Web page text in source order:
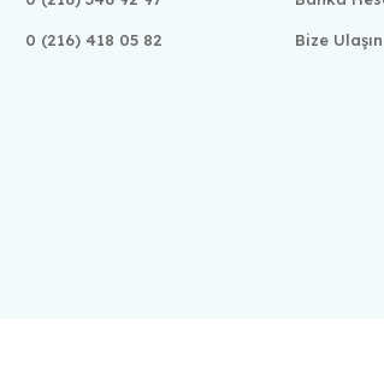
0 (216) 418 05 82 Bize Ulaşın